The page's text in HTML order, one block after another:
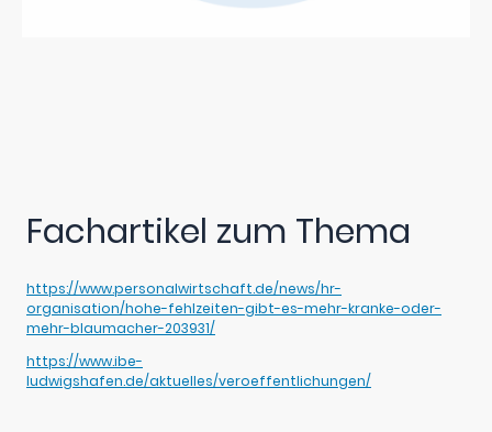
Fachartikel zum Thema
https://www.personalwirtschaft.de/news/hr-
organisation/hohe-fehlzeiten-gibt-es-mehr-kranke-oder-
mehr-blaumacher-203931/
https://www.ibe-
ludwigshafen.de/aktuelles/veroeffentlichungen/